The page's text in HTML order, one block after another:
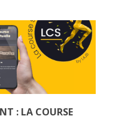
: LA COURSE